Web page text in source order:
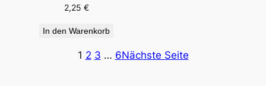
2,25 €
In den Warenkorb
1 2 3 … 6Nächste Seite